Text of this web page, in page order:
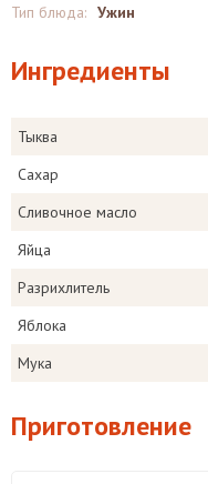
Тип блюда: Ужин
Ингредиенты
Тыква
Сахар
Сливочное масло
Яйца
Разрихлитель
Яблока
Мука
Приготовление